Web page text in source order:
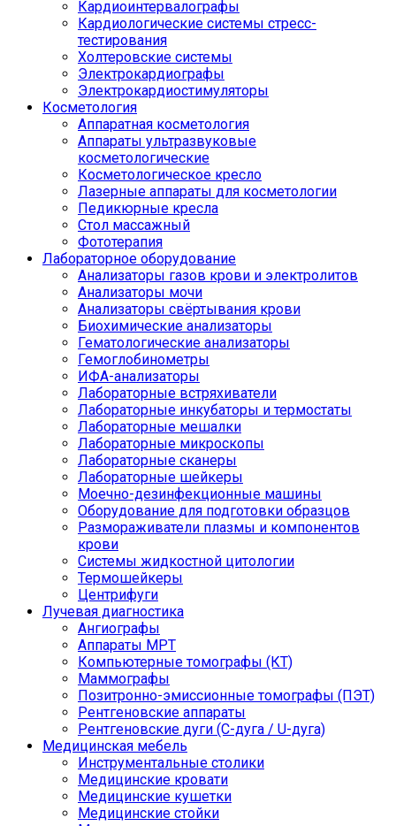
Кардиоинтервалографы
Кардиологические системы стресс-
тестирования
Холтеровские системы
Электрокардиографы
Электрокардиостимуляторы
Косметология
Аппаратная косметология
Аппараты ультразвуковые
косметологические
Косметологическое кресло
Лазерные аппараты для косметологии
Педикюрные кресла
Стол массажный
Фототерапия
Лабораторное оборудование
Анализаторы газов крови и электролитов
Анализаторы мочи
Анализаторы свёртывания крови
Биохимические анализаторы
Гематологические анализаторы
Гемоглобинометры
ИФА-анализаторы
Лабораторные встряхиватели
Лабораторные инкубаторы и термостаты
Лабораторные мешалки
Лабораторные микроскопы
Лабораторные сканеры
Лабораторные шейкеры
Моечно-дезинфекционные машины
Оборудование для подготовки образцов
Размораживатели плазмы и компонентов
крови
Системы жидкостной цитологии
Термошейкеры
Центрифуги
Лучевая диагностика
Ангиографы
Аппараты МРТ
Компьютерные томографы (КТ)
Маммографы
Позитронно-эмиссионные томографы (ПЭТ)
Рентгеновские аппараты
Рентгеновские дуги (С-дуга / U-дуга)
Медицинская мебель
Инструментальные столики
Медицинские кровати
Медицинские кушетки
Медицинские стойки